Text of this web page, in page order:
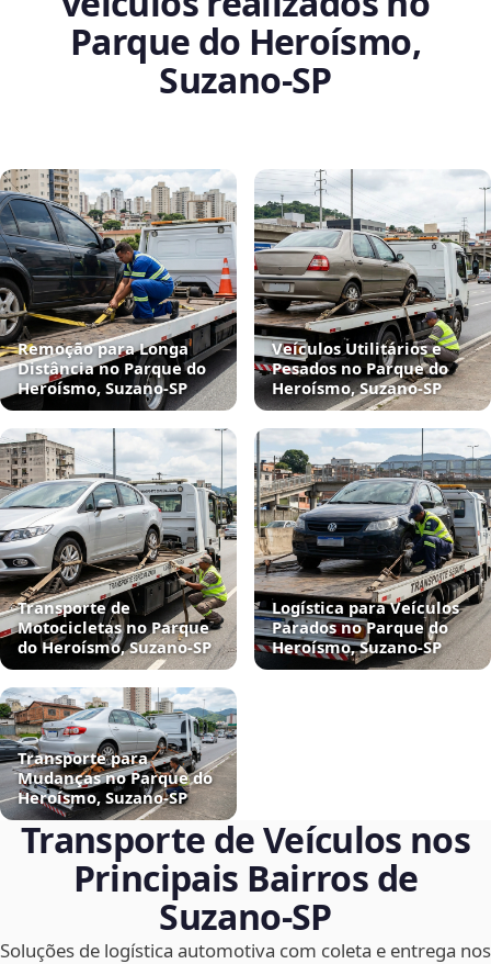
Parque do Heroísmo,
Suzano‑SP
Remoção para Longa
Distância no Parque do
Heroísmo, Suzano‑SP
Veículos Utilitários e
Pesados no Parque do
Heroísmo, Suzano‑SP
Transporte de
Motocicletas no Parque
do Heroísmo, Suzano‑SP
Logística para Veículos
Parados no Parque do
Heroísmo, Suzano‑SP
Transporte para
Mudanças no Parque do
Heroísmo, Suzano‑SP
Transporte de Veículos nos
Principais Bairros de
Suzano‑SP
Soluções de logística automotiva com coleta e entrega nos